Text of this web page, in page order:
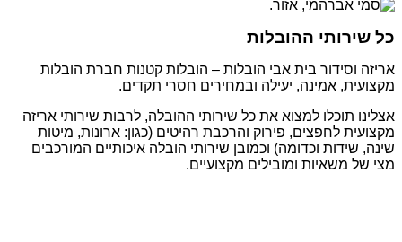
כל שירותי ההובלות
אריזה וסידור בית אבי הובלות – הובלות קטנות חברת הובלות
מקצועית, אמינה, יעילה ובמחירים חסרי תקדים.
אצלינו תוכלו למצוא את כל שירותי ההובלה, לרבות שירותי אריזה
מקצועית לחפצים, פירוק והרכבת רהיטים (כגון: ארונות, מיטות
שינה, שידות וכדומה) וכמובן שירותי הובלה איכותיים המורכבים
מצי של משאיות ומובילים מקצועיים.